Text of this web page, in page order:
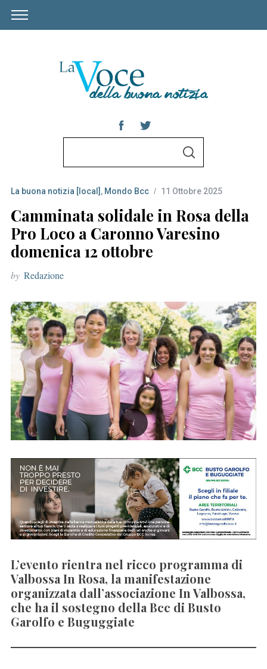
r
c
h
f
o
r
S
C
H
La buona notizia [local] , Mondo Bcc 11 Ottobre 2025
Camminata solidale in Rosa della
Pro Loco a Caronno Varesino
domenica 12 ottobre
by Redazione
L’evento rientra nel ricco programma di
Valbossa In Rosa, la manifestazione
organizzata dall’associazione In Valbossa,
che ha il sostegno della Bcc di Busto
Garolfo e Buguggiate